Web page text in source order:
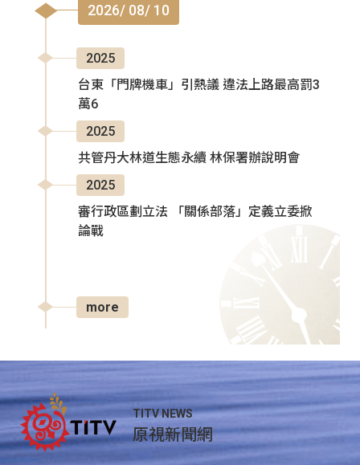
2026/ 08/ 10
2025
台東「門牌機車」引熱議 違法上路最高罰3
萬6
2025
共管丹大林道生態永續 林保署辦說明會
2025
審行政區劃立法 「關係部落」定義立委掀
論戰
more
TITV NEWS
原視新聞網